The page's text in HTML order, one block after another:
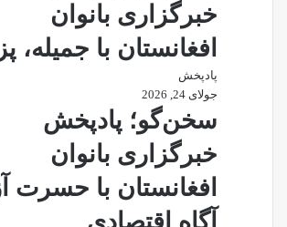
خبرگزاری بانوان
افغانستان با
پادپخش
جولای 24, 2026
سخن‌گو؛ پادپخش
خبرگزاری بانوان
افغانستان با حسرت
آگاه اقتصادی